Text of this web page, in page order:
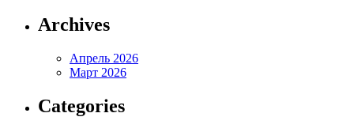
Archives
Апрель 2026
Март 2026
Categories